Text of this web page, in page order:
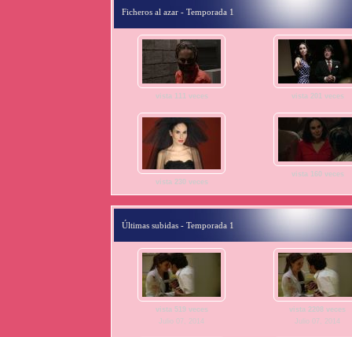
Ficheros al azar - Temporada 1
vista 111 veces vista 201 veces
vista 230 veces
vista 160 veces
Últimas subidas - Temporada 1
vista 519 veces
Julio 07, 2014
vista 2208 veces
Julio 07, 2014